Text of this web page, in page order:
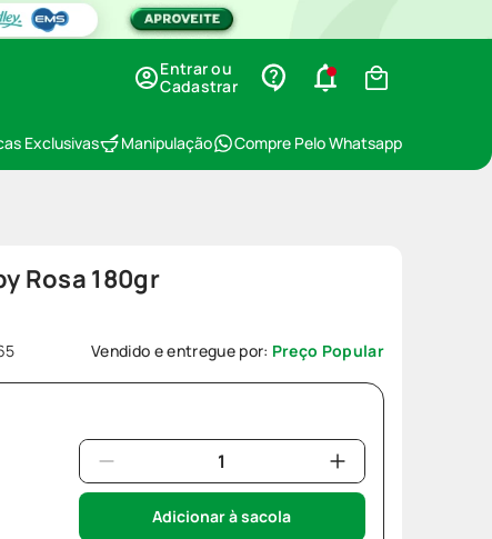
Entrar ou
Cadastrar
Exclusivas Manipulação Compre Pelo Whatsapp
Rosa 180gr
Vendido e entregue por: Preço Popular
Adicionar à sacola